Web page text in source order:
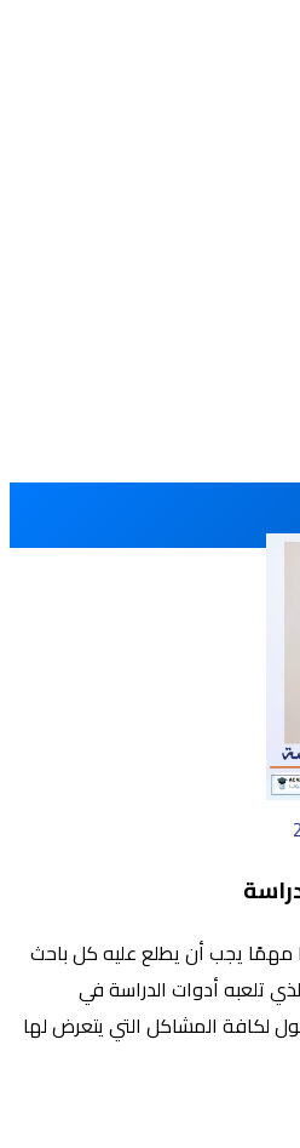
مهمًا يجب أن يطلع عليه كل باحث
تلعبه أدوات الدراسة في
لكافة المشاكل التي يتعرض لها